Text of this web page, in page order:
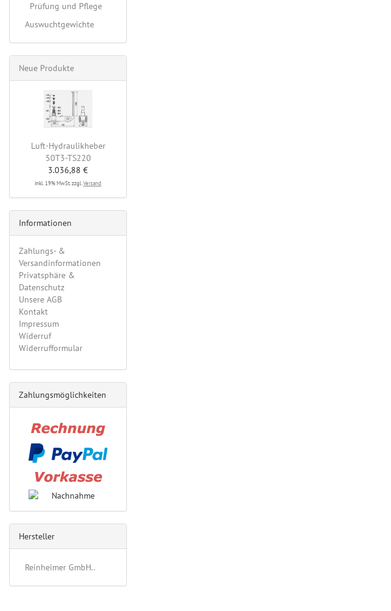
Prüfung und Pflege
Auswuchtgewichte
Neue Produkte
Luft-Hydraulikheber
50T3-TS220
3.036,88 €
inkl. 19% MwSt. zzgl. Versand
Informationen
Zahlungs- &
Versandinformationen
Privatsphäre &
Datenschutz
Unsere AGB
Kontakt
Impressum
Widerruf
Widerrufformular
Zahlungsmöglichkeiten
Hersteller
Reinheimer GmbH..